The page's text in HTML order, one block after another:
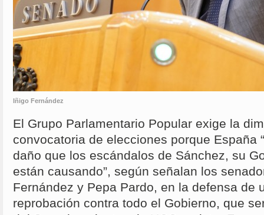
Iñigo Fernández
El Grupo Parlamentario Popular exige la
convocatoria de elecciones porque España
daño que los escándalos de Sánchez, su
están causando”, según señalan los
Fernández y Pepa Pardo, en la defensa de
reprobación contra todo el Gobierno, que